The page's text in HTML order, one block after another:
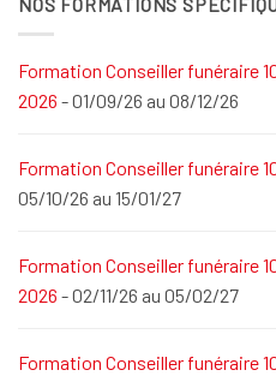
Formation Conseiller funéraire
2026 - 01/09/26 au 08/12/26
Formation Conseiller funéraire
05/10/26 au 15/01/27
Formation Conseiller funéraire
2026 - 02/11/26 au 05/02/27
Formation Conseiller funéraire